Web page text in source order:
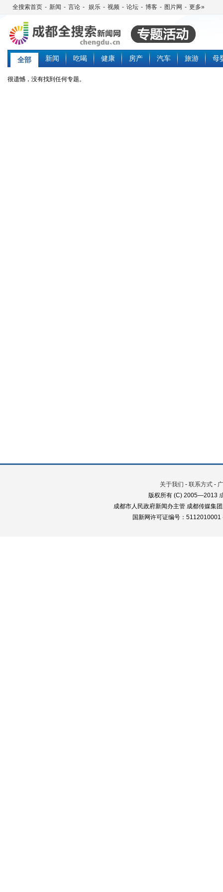
全搜索首页 - 新闻 - 言论 - 娱乐 - 视频 - 论坛 - 博客 - 图片网 - 更多»
全部 新闻 吃喝 健康 房产 汽车 旅游 母
很遗憾，没有找到任何专题。
关于我们 - 联系方式 -
版权所有 (C) 2005—2013
成都市人民政府新闻办主管 成都传媒集
国新网许可证编号：